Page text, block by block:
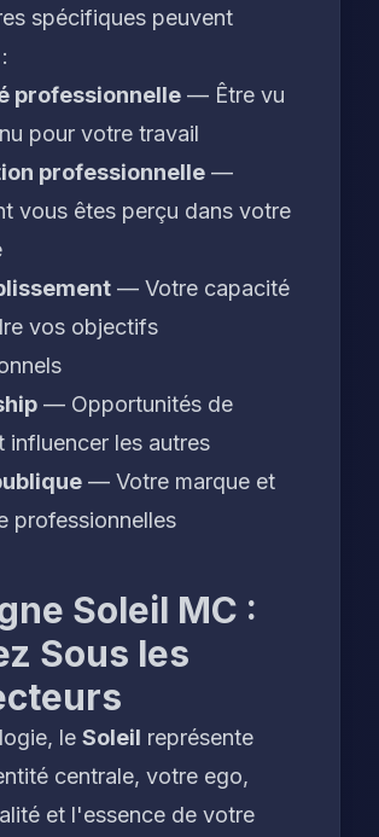
spécifiques peuvent
professionnelle — Être vu
pour votre travail
professionnelle —
vous êtes perçu dans votre
— Votre capacité
vos objectifs
— Opportunités de
influencer les autres
— Votre marque et
professionnelles
Soleil MC :
Sous les
le Soleil représente
centrale, votre ego,
et l'essence de votre